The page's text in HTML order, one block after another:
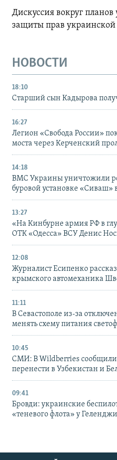
Дискуссия вокруг планов
защиты прав
НОВОСТИ
18:10
Старший сын Кадырова
16:27
Легион «Свобода России»
моста через Керченский
14:18
ВМС Украины уничтожили
буровой установке «Сиваш»
13:27
«На Кинбурне армия РФ в
ОТК «Одесса» ВСУ Денис
12:08
Журналист Есипенко
крымского автомеханика
11:11
В Севастополе из-за
менять схему питания
10:45
СМИ: В Wildberries сообщили,
перенести в Узбекистан и
09:41
Бровди: украинские
«теневого флота» у